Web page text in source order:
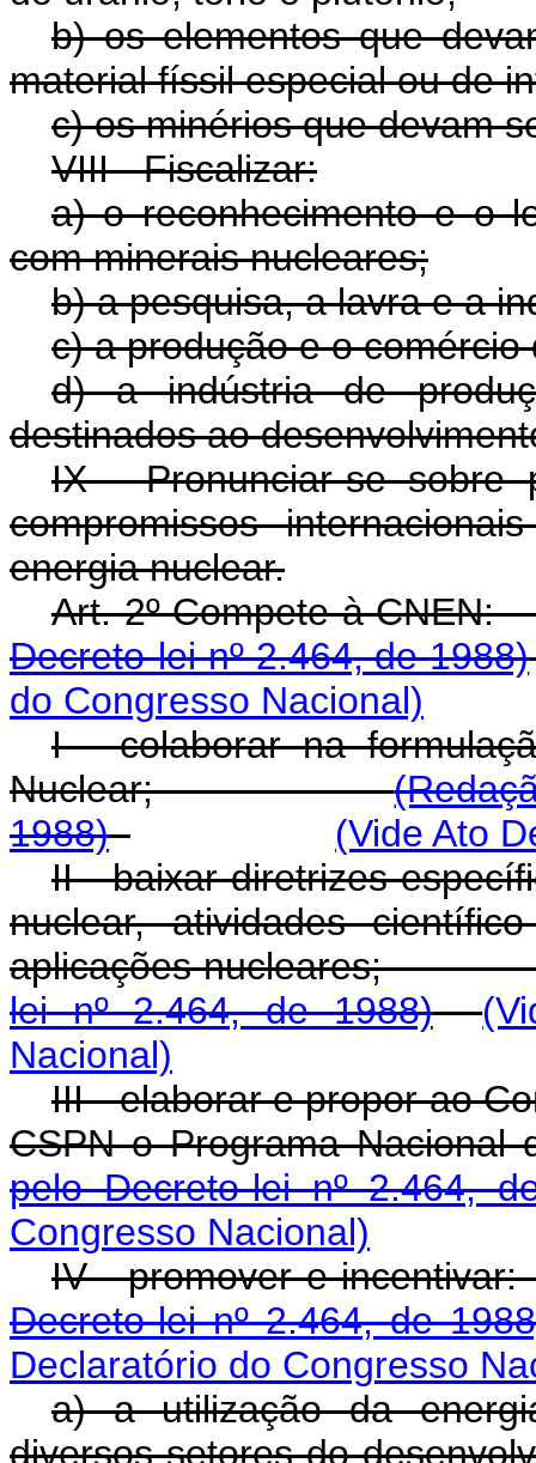
b) os elementos que
material físsil especial ou de
c) os minérios que devam
VIII - Fiscalizar:
a) o reconhecimento e o
com minerais nucleares;
b) a pesquisa, a lavra e a
c) a produção e o
d) a indústria de
destinados ao
IX - Pronunciar-se sobre
compromissos
energia nuclear.
Art. 2º
Decreto-lei nº 2.464, de 1988)
do Congresso Nacional)
I - colaborar na
Nuclear;
1988)
(Vide Ato
II - baixar diretrizes
nuclear, atividades
aplicações
lei nº 2.464, de 1988)
Nacional)
III - elaborar e propor ao
CSPN o Programa
pelo Decreto-lei nº 2.464,
Congresso Nacional)
IV - promover e
Decreto-lei nº 2.464, de
Declaratório do Congresso
a) a utilização da
diversos setores do